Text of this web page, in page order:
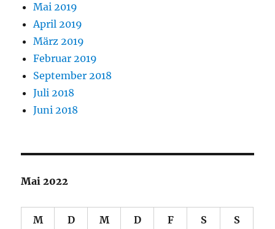
Mai 2019
April 2019
März 2019
Februar 2019
September 2018
Juli 2018
Juni 2018
Mai 2022
M D M D F S S